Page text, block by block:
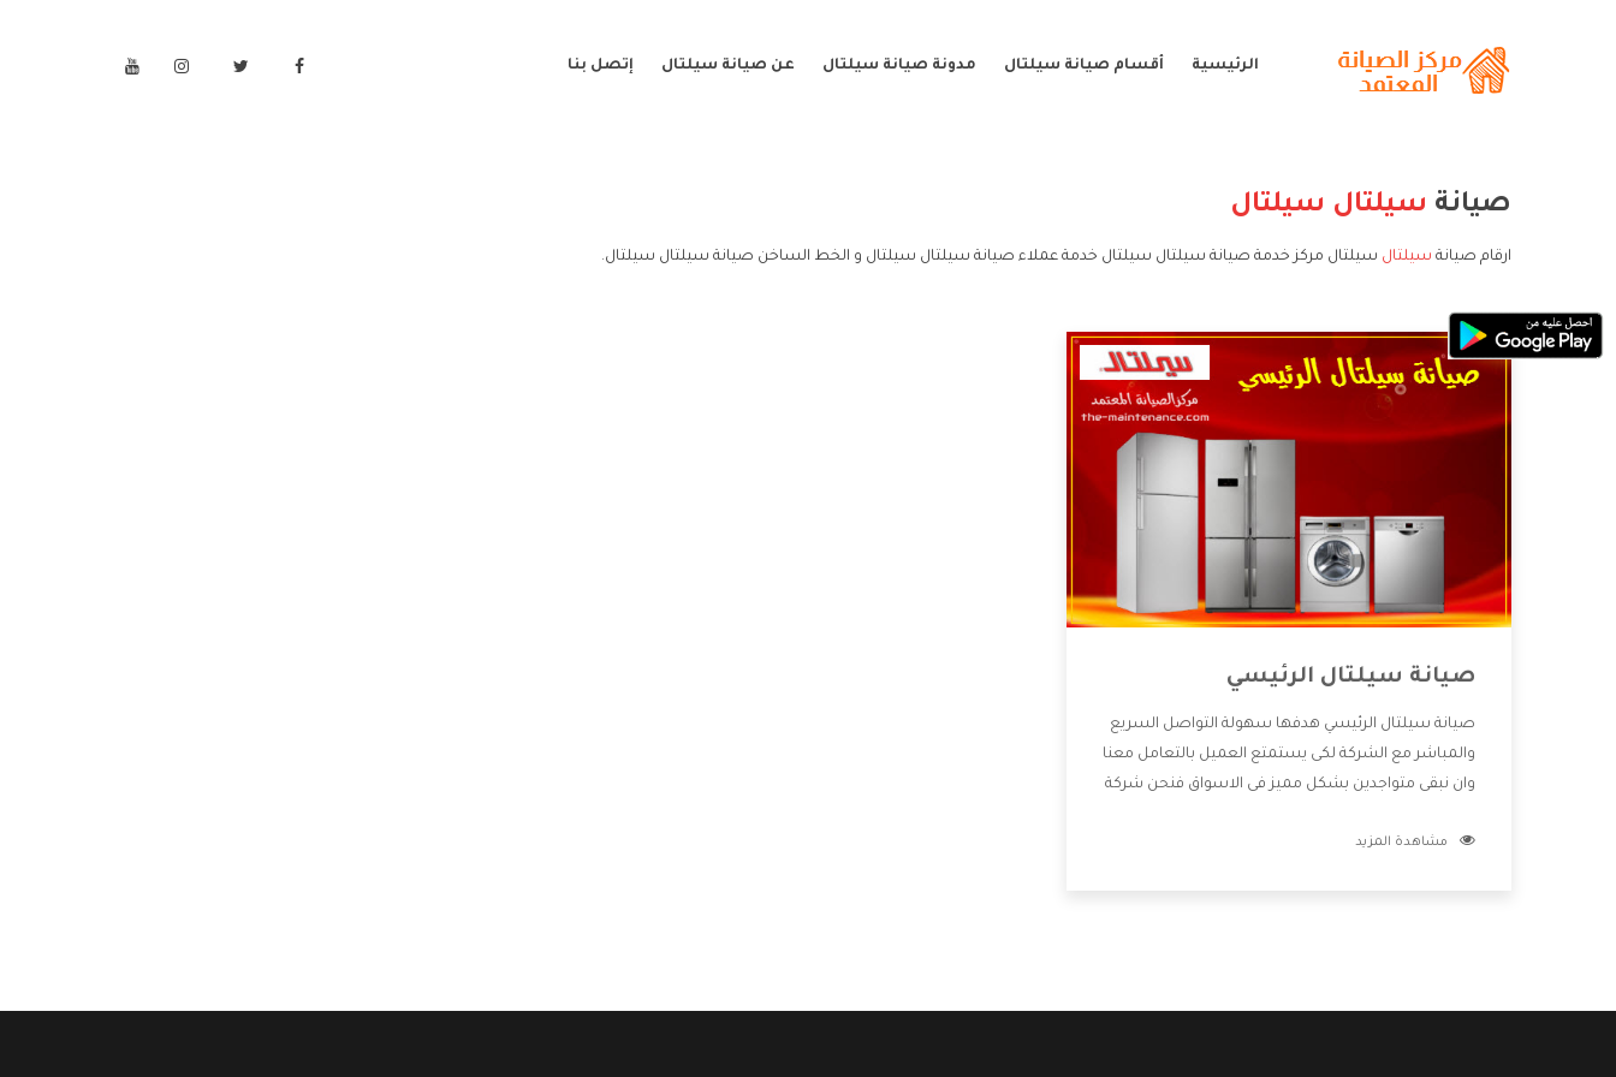
الرئيسية أقسام صيانة سيلتال مدونة صيانة سيلتال عن صيانة سيلتال إتصل بنا
صيانة سيلتال سيلتال
ارقام صيانة سيلتال سيلتال مركز خدمة صيانة سيلتال سيلتال خدمة عملاء صيانة سيلتال سيلتال و الخط الساخن صيانة سيلتال سيلتال.
صيانة سيلتال الرئيسي
صيانة سيلتال الرئيسي هدفها سهولة التواصل السريع
والمباشر مع الشركة لكى يستمتع العميل بالتعامل معنا
وان نبقى متواجدين بشكل مميز فى الاسواق فنحن شركة
بالخدمات التى تنفرد الشركة بها والتى تكون منها خدمة
مشاهدة المزيد